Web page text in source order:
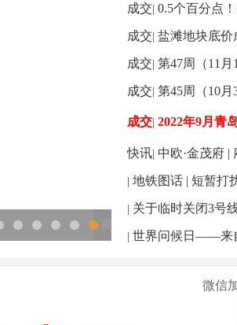
成交 0.5个百分点
成交 盐滩地块底价
成交 第47周（11
成交 第45周（10
成交 2022年9月青
快讯 中欧·金茂府 |
地铁图话 | 短暂打
关于临时关闭3号
世界问候日——来
微信